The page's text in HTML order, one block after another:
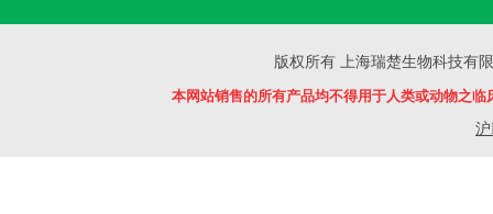
版权所有 上海瑞楚生物科技有
本网站销售的所有产品均不得用于人类或动物之
沪